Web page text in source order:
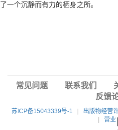
了一个沉静而有力的栖身之所。
常见问题 联系我们
反馈
苏ICP备15043339号-1 出版物经营
营业